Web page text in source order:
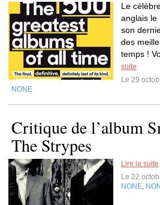
Le
anglais le
son
des
temps !
suite
Le 29
NONE
Critique de l’album
The Strypes
Lire la suite
Le 22
NONE